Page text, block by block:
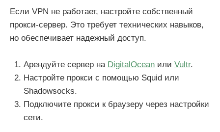
Если VPN не работает, настройте собственный
прокси-сервер. Это требует технических навыков,
но обеспечивает надежный доступ.
Арендуйте сервер на DigitalOcean или Vultr.
Настройте прокси с помощью Squid или
Shadowsocks.
Подключите прокси к браузеру через настройки
сети.